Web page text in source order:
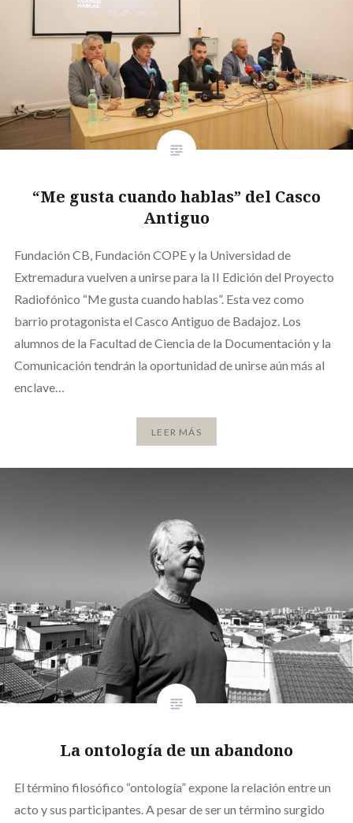
“Me gusta cuando hablas” del Casco
Antiguo
Fundación CB, Fundación COPE y la Universidad de
Extremadura vuelven a unirse para la II Edición del Proyecto
Radiofónico “Me gusta cuando hablas”. Esta vez como
barrio protagonista el Casco Antiguo de Badajoz. Los
alumnos de la Facultad de Ciencia de la Documentación y la
Comunicación tendrán la oportunidad de unirse aún más al
enclave…
LEER MÁS
La ontología de un abandono
El término filosófico “ontología” expone la relación entre un
acto y sus participantes. A pesar de ser un término surgido